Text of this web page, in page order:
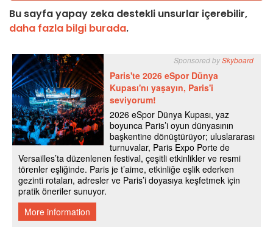
Bu sayfa yapay zeka destekli unsurlar içerebilir,
daha fazla bilgi burada.